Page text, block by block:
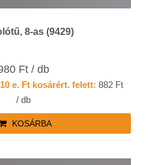
8-as (9429)
Ft / db
e. Ft kosárért. felett: 882 Ft
/ db
KOSÁRBA